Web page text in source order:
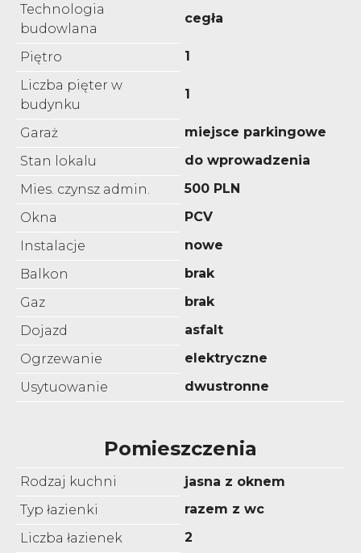
Technologia
budowlana
cegła
Piętro
1
Liczba pięter w
budynku
1
Garaż
miejsce parkingowe
Stan lokalu
do wprowadzenia
Mies. czynsz admin.
500 PLN
Okna
PCV
Instalacje
nowe
Balkon
brak
Gaz
brak
Dojazd
asfalt
Ogrzewanie
elektryczne
Usytuowanie
dwustronne
Pomieszczenia
Rodzaj kuchni
jasna z oknem
Typ łazienki
razem z wc
Liczba łazienek
2